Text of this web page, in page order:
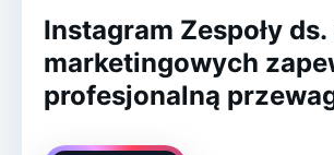
Instagram Zespoły ds.
marketingowych
profesjonalną